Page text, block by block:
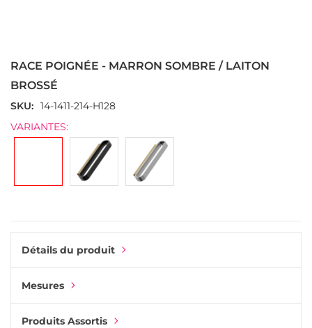
de
la
d’images
RACE POIGNÉE - MARRON SOMBRE / LAITON
BROSSÉ
SKU
14-1411-214-H128
VARIANTES:
Détails du produit
Mesures
Produits Assortis